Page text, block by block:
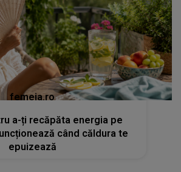
femeia.ro
a-ți recăpăta energia pe
când căldura te
epuizează